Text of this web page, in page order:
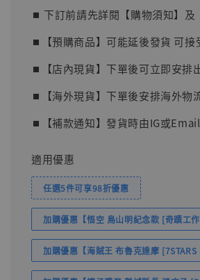
⏹︎ 下訂前請先詳閱【購物須知】及
⏹︎【預購商品】可能延後發貨 可接
⏹︎【店內現貨】下單後可立即安排
⏹︎【海外現貨】下單後安排海外物
⏹︎【補款通知】發貨時由IG或
適用優惠
任選5件可享98折優惠
加購優惠【悟空 鳥山明紀念款 [奇蹟工作
加購優惠【海賊王 布魯克達摩 [7STARS